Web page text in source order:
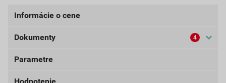
Informácie o cene
Aktuálna predajná cena po zľave 33% z cenníkovej
bez DPH za bal.
Dokumenty 4
Bezpečnostné listy (externí)
Parametre